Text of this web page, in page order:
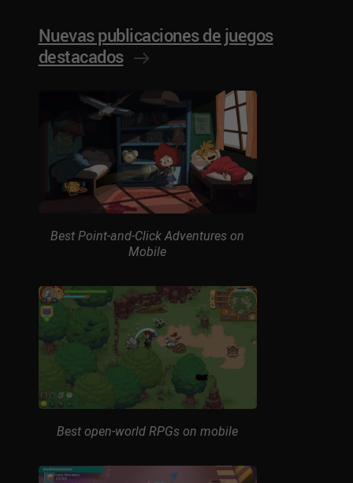
Nuevas publicaciones de juegos
destacados
Best Point-and-Click Adventures on
Mobile
Best open-world RPGs on mobile